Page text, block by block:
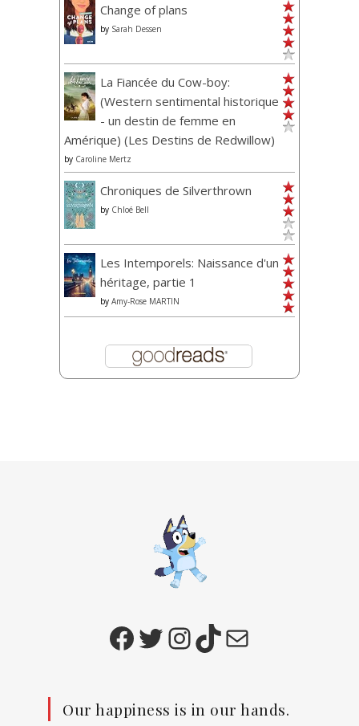
Change of plans
by Sarah Dessen
La Fiancée du Cow-boy:
(Western sentimental historique
- un destin de femme en
Amérique) (Les Destins de Redwillow)
by Caroline Mertz
Chroniques de Silverthrown
by Chloé Bell
Les Intemporels: Naissance d'un
héritage, partie 1
by Amy-Rose MARTIN
Facebook
TwitterInstagram
TikTokE-mail
Our happiness is in our hands.